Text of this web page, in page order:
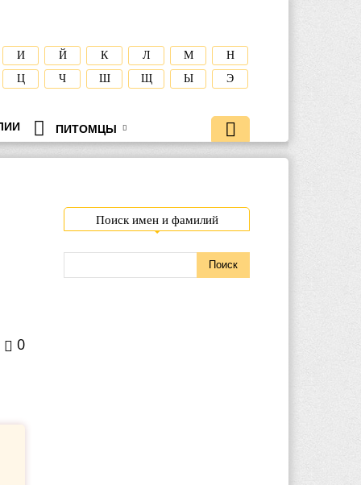
И Й К Л М
Н
Ц
Ч Ш Щ Ы Э
ПИТОМЦЫ
0
Поиск имен и фамилий